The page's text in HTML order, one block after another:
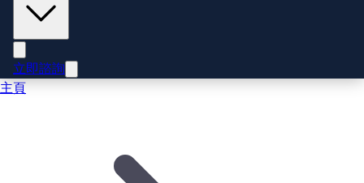
立即諮詢
主頁